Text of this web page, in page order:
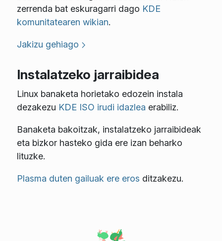
zerrenda bat eskuragarri dago KDE
komunitatearen wikian.
Jakizu gehiago
Instalatzeko jarraibidea
Linux banaketa horietako edozein instala
dezakezu KDE ISO irudi idazlea erabiliz.
Banaketa bakoitzak, instalatzeko jarraibideak
eta bizkor hasteko gida ere izan beharko
lituzke.
Plasma duten gailuak ere eros ditzakezu.